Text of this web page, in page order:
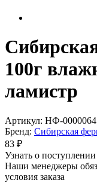
100г
ламистр
Артикул: НФ-
Бренд: Сибирская
83 ₽
Узнать о поступлении
Наши менеджеры
условия заказа